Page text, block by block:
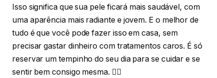
Isso significa que sua pele ficará mais saudável, com
uma aparência mais radiante e jovem. E o melhor de
tudo é que você pode fazer isso em casa, sem
precisar gastar dinheiro com tratamentos caros. É só
reservar um tempinho do seu dia para se cuidar e se
sentir bem consigo mesma. 💆‍♀️